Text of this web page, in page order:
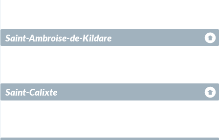
Saint-Ambroise-de-Kildare
Saint-Calixte